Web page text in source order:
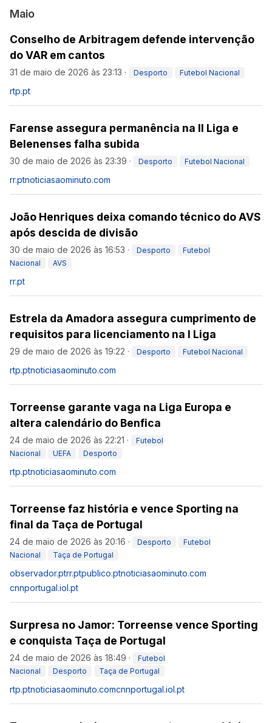
Maio
Conselho de Arbitragem defende intervenção
do VAR em cantos
31 de maio de 2026 às 23:13 · Desporto Futebol Nacional
rtp.pt
Farense assegura permanência na II Liga e
Belenenses falha subida
30 de maio de 2026 às 23:39 · Desporto Futebol Nacional
rr.ptnoticiasaominuto.com
João Henriques deixa comando técnico do AVS
após descida de divisão
30 de maio de 2026 às 16:53 · Desporto
Futebol
Nacional
AVS
rr.pt
Estrela da Amadora assegura cumprimento de
requisitos para licenciamento na I Liga
29 de maio de 2026 às 19:22 · Desporto Futebol Nacional
rtp.ptnoticiasaominuto.com
Torreense garante vaga na Liga Europa e
altera calendário do Benfica
24 de maio de 2026 às 22:21 ·
Futebol
Nacional
UEFA Desporto
rtp.ptnoticiasaominuto.com
Torreense faz história e vence Sporting na
final da Taça de Portugal
24 de maio de 2026 às 20:16 · Desporto
Futebol
Nacional
Taça de Portugal
observador.ptrr.ptpublico.ptnoticiasaominuto.com
cnnportugal.iol.pt
Surpresa no Jamor: Torreense vence Sporting
e conquista Taça de Portugal
24 de maio de 2026 às 18:49 ·
Futebol
Nacional
Desporto Taça de Portugal
rtp.ptnoticiasaominuto.comcnnportugal.iol.pt